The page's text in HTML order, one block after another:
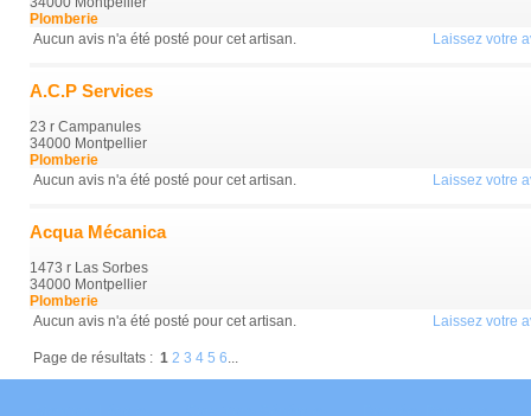
Plomberie
Aucun avis n'a été posté pour cet artisan.
Laissez votre
A.C.P Services
23 r Campanules
34000 Montpellier
Plomberie
Aucun avis n'a été posté pour cet artisan.
Laissez votre
Acqua Mécanica
1473 r Las Sorbes
34000 Montpellier
Plomberie
Aucun avis n'a été posté pour cet artisan.
Laissez votre
Page de résultats : 1 2 3 4 5 6...